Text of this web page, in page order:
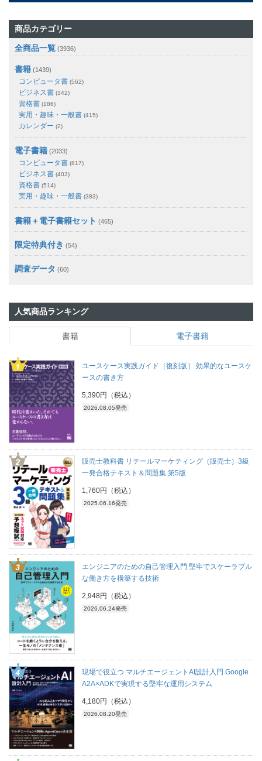
商品カテゴリー
全商品一覧 (3936)
書籍 (1439)
コンピュータ書 (562)
ビジネス書 (342)
資格書 (186)
実用・趣味・一般書 (415)
カレンダー (2)
電子書籍 (2033)
コンピュータ書 (817)
ビジネス書 (403)
資格書 (514)
実用・趣味・一般書 (383)
書籍＋電子書籍セット (465)
限定特典付き (54)
調査データ (60)
人気商品ランキング
書籍 電子書籍
ユースケース実践ガイド［復刻版］ 効果的なユースケ
ースの書き方
5,390円（税込）
2026.08.05発売
販売士教科書 リテールマーケティング（販売士）3級
一発合格テキスト＆問題集 第5版
1,760円（税込）
2025.06.16発売
エンジニアのための自己管理入門 堅牢でスケーラブル
な働き方を構築する技術
2,948円（税込）
2026.06.24発売
現場で役立つ マルチエージェントAI設計入門 Google
A2A×ADKで実現する堅牢な運用システム
4,180円（税込）
2026.08.20発売